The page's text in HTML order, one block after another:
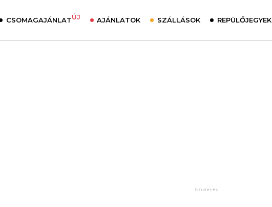
CSOMAGAJÁNLATÚJ AJÁNLATOK SZÁLLÁSOK REPÜLŐJEGYEK